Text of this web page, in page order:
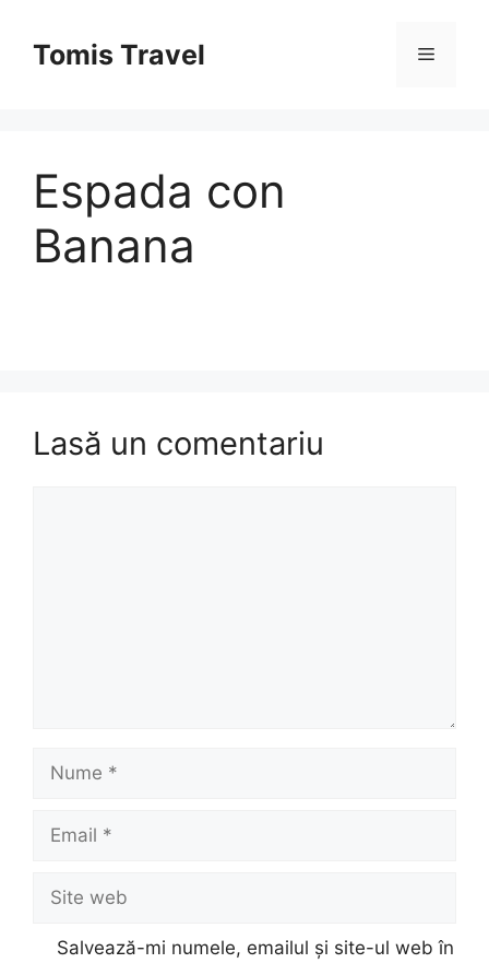
conținutTomis Travel Meniu
Espada con
Banana
Lasă un comentariu
Nume
Email
Site
web
Salvează-mi numele, emailul și site-ul web în